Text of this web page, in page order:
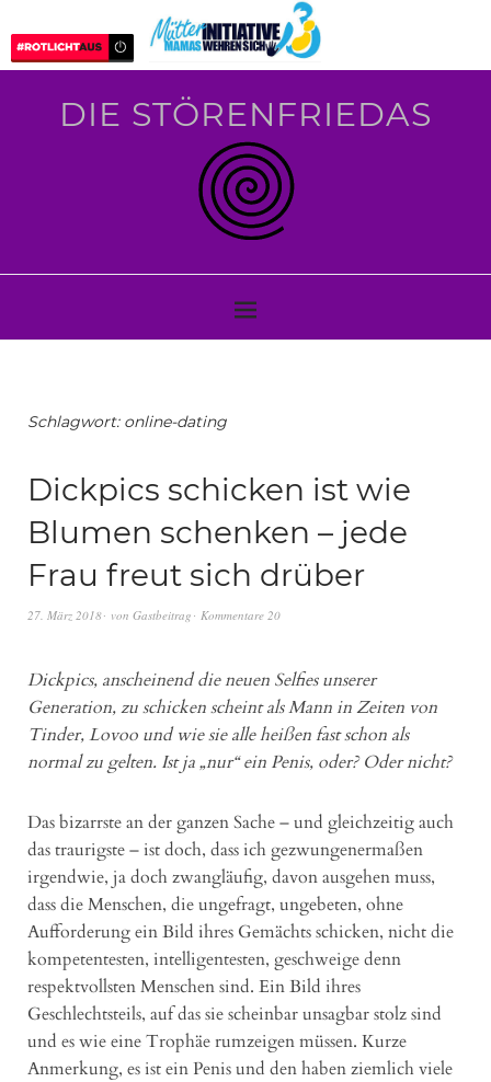
DIE STÖRENFRIEDAS
Schlagwort: online-dating
Dickpics schicken ist wie
Blumen schenken – jede
Frau freut sich drüber
27. März 2018 von Gastbeitrag Kommentare 20
Dickpics, anscheinend die neuen Selfies unserer
Generation, zu schicken scheint als Mann in Zeiten von
Tinder, Lovoo und wie sie alle heißen fast schon als
normal zu gelten. Ist ja „nur“ ein Penis, oder? Oder nicht?
Das bizarrste an der ganzen Sache – und gleichzeitig auch
das traurigste – ist doch, dass ich gezwungenermaßen
irgendwie, ja doch zwangläufig, davon ausgehen muss,
dass die Menschen, die ungefragt, ungebeten, ohne
Aufforderung ein Bild ihres Gemächts schicken, nicht die
kompetentesten, intelligentesten, geschweige denn
respektvollsten Menschen sind. Ein Bild ihres
Geschlechtsteils, auf das sie scheinbar unsagbar stolz sind
und es wie eine Trophäe rumzeigen müssen. Kurze
Anmerkung, es ist ein Penis und den haben ziemlich viele